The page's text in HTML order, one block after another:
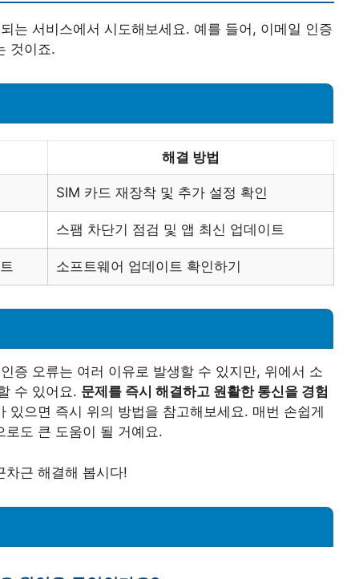
는 서비스에서 시도해보세요. 예를 들어, 이메일 인증
것이죠.
해결 방법
SIM 카드 재장착 및 추가 설정 확인
스팸 차단기 점검 및 앱 최신 업데이트
소프트웨어 업데이트 확인하기
증 오류는 여러 이유로 발생할 수 있지만, 위에서 소
수 있어요. 문제를 즉시 해결하고 원활한 통신을 경험
있으면 즉시 위의 방법을 참고해보세요. 매번 손쉽게
로도 큰 도움이 될 거예요.
차근 해결해 봅시다!